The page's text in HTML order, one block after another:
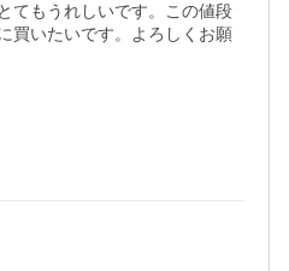
てもうれしいです。この値段
買いたいです。よろしくお願